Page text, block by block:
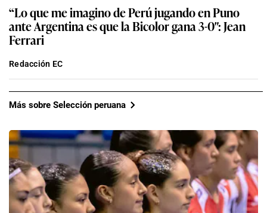
“Lo que me imagino de Perú jugando en Puno
ante Argentina es que la Bicolor gana 3-0″: Jean
Ferrari
Redacción EC
Más sobre Selección peruana